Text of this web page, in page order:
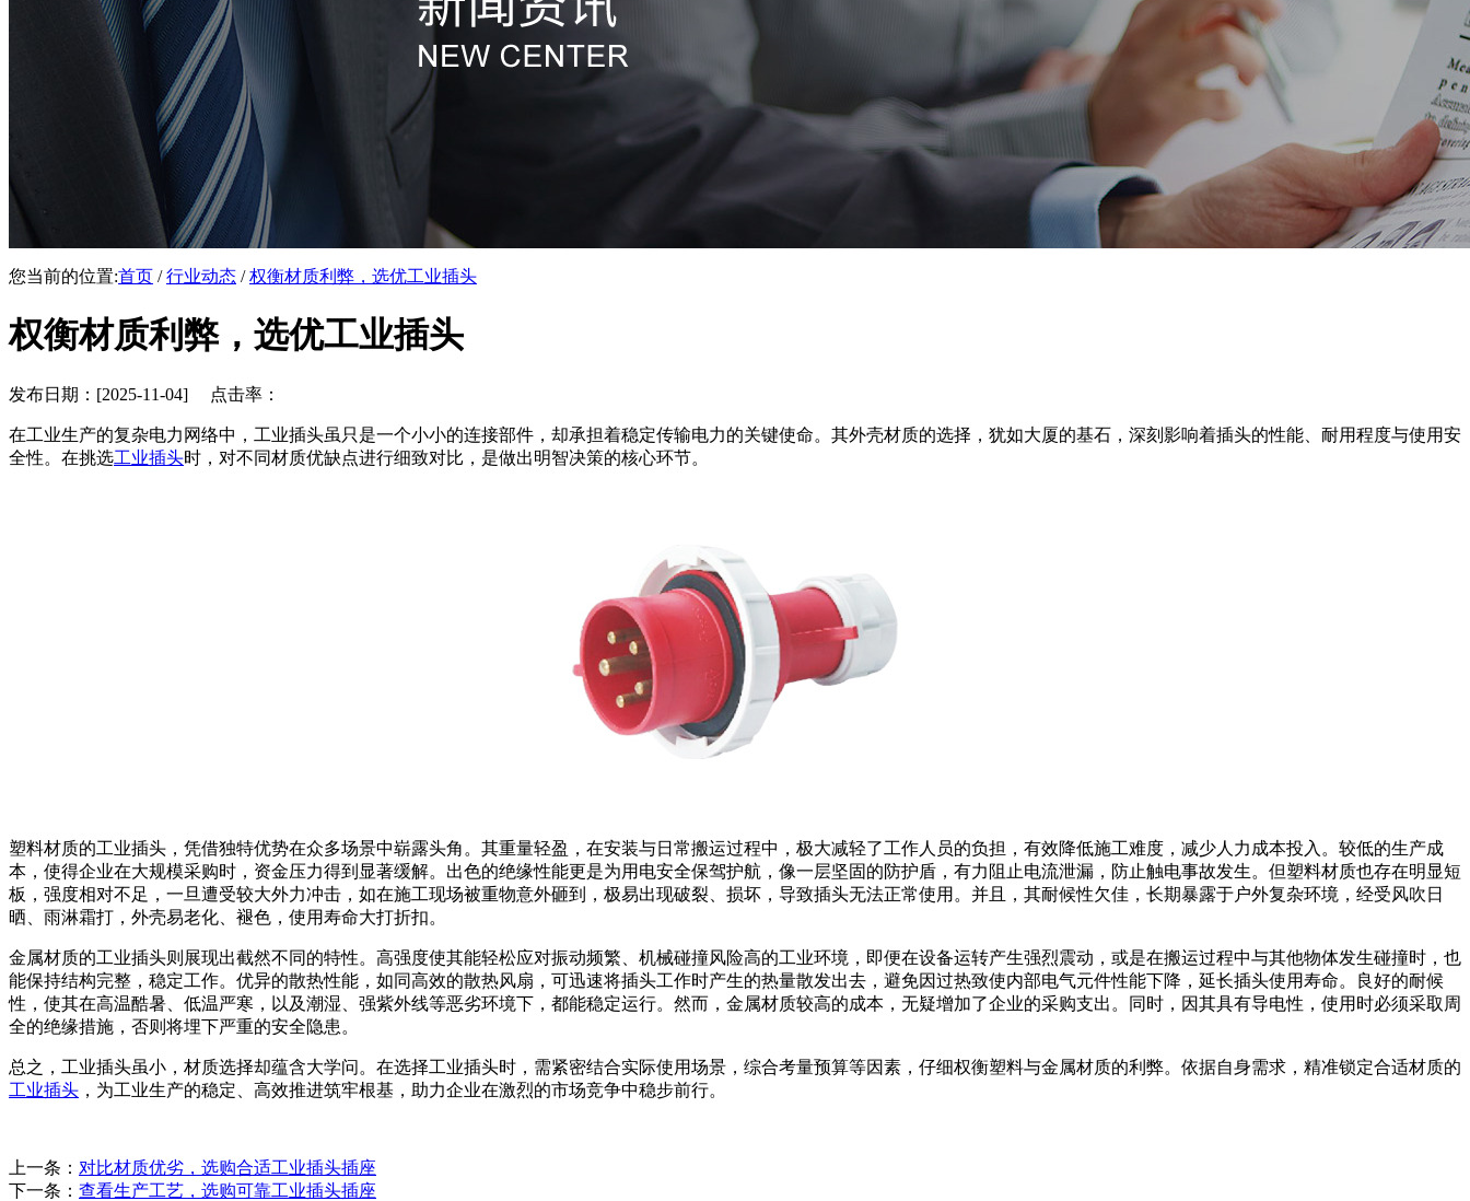
您当前的位置:首页 /行业动态 /权衡材质利弊，选优工业插头
权衡材质利弊，选优工业插头
发布日期：[2025-11-04] 点击率：
在工业生产的复杂电力网络中，工业插头虽只是一个小小的连接部件，却承担着稳定传输电力的关键使命。其外壳材质的选择，犹如大厦的基石，深刻影响着插头的性能、耐用程度与使用安
全性。在挑选工业插头时，对不同材质优缺点进行细致对比，是做出明智决策的核心环节。
塑料材质的工业插头，凭借独特优势在众多场景中崭露头角。其重量轻盈，在安装与日常搬运过程中，极大减轻了工作人员的负担，有效降低施工难度，减少人力成本投入。较低的生产成
本，使得企业在大规模采购时，资金压力得到显著缓解。出色的绝缘性能更是为用电安全保驾护航，像一层坚固的防护盾，有力阻止电流泄漏，防止触电事故发生。但塑料材质也存在明显短
板，强度相对不足，一旦遭受较大外力冲击，如在施工现场被重物意外砸到，极易出现破裂、损坏，导致插头无法正常使用。并且，其耐候性欠佳，长期暴露于户外复杂环境，经受风吹日
晒、雨淋霜打，外壳易老化、褪色，使用寿命大打折扣。
金属材质的工业插头则展现出截然不同的特性。高强度使其能轻松应对振动频繁、机械碰撞风险高的工业环境，即便在设备运转产生强烈震动，或是在搬运过程中与其他物体发生碰撞时，也
能保持结构完整，稳定工作。优异的散热性能，如同高效的散热风扇，可迅速将插头工作时产生的热量散发出去，避免因过热致使内部电气元件性能下降，延长插头使用寿命。良好的耐候
性，使其在高温酷暑、低温严寒，以及潮湿、强紫外线等恶劣环境下，都能稳定运行。然而，金属材质较高的成本，无疑增加了企业的采购支出。同时，因其具有导电性，使用时必须采取周
全的绝缘措施，否则将埋下严重的安全隐患。
总之，工业插头虽小，材质选择却蕴含大学问。在选择工业插头时，需紧密结合实际使用场景，综合考量预算等因素，仔细权衡塑料与金属材质的利弊。依据自身需求，精准锁定合适材质的
工业插头 ，为工业生产的稳定、高效推进筑牢根基，助力企业在激烈的市场竞争中稳步前行。
上一条： 对比材质优劣，选购合适工业插头插座
下一条： 查看生产工艺，选购可靠工业插头插座